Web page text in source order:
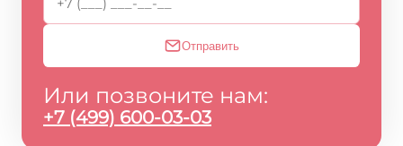
Отправить
Или позвоните нам:
+7 (499) 600-03-03